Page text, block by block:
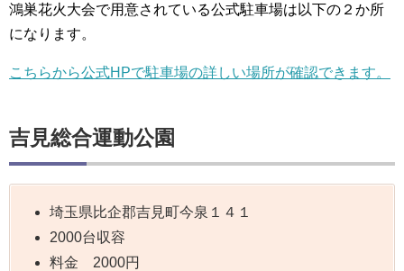
鴻巣花火大会で用意されている公式駐車場は以下の２か所
になります。
こちらから公式HPで駐車場の詳しい場所が確認できます。
吉見総合運動公園
埼玉県比企郡吉見町今泉１４１
2000台収容
料金 2000円